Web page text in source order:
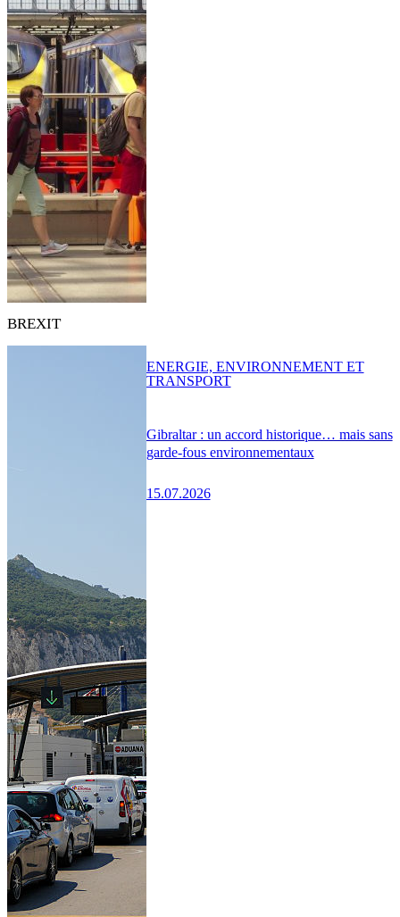
BREXIT
Gibraltar : un accord historique… mais sans
garde-fous environnementaux
15.07.2026
ENERGIE, ENVIRONNEMENT ET
TRANSPORT